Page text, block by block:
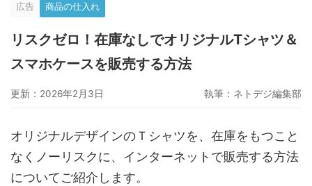
楽天ペイ stera pack
ハンドメイド販売 ホームページ作成サービス１vs１
イージーマイショップ ネットショップ開業準備 越境EC
広告 商品の仕入れ
リスクゼロ！在庫なしでオリジナルTシャツ＆
スマホケースを販売する方法
更新：2026年2月3日 執筆： ネトデジ編集部
オリジナルデザインのＴシャツを、在庫をもつこと
なくノーリスクに、インターネットで販売する方法
についてご紹介します。